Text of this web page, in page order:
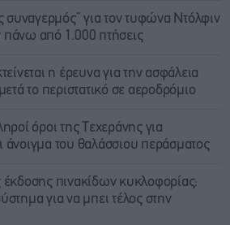
συναγερμός” για τον τυφώνα Ντόλφιν
από 1.000 πτήσεις
η έρευνα για την ασφάλεια
το περιστατικό σε αεροδρόμιο
όροι της Τεχεράνης για
άνοιγμα του θαλάσσιου περάσματος
έκδοσης πινακίδων κυκλοφορίας:
για να μπει τέλος στην